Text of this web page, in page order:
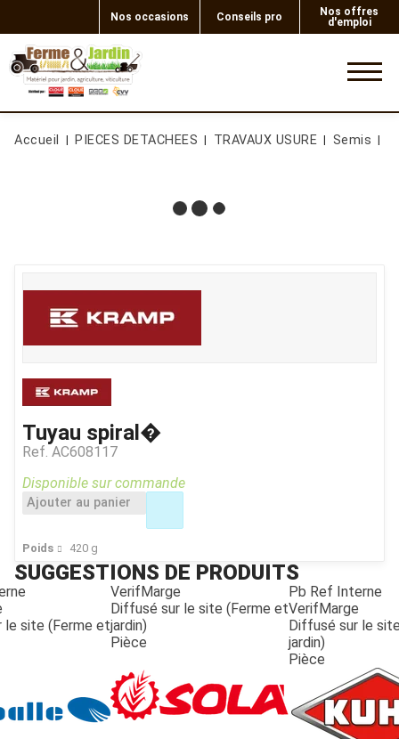
Nos occasions Conseils pro
Nos offres
d'emploi
Accueil PIECES DETACHEES TRAVAUX USURE Semis
Tuyau spiral�
Ref. AC608117
Poids 420 g
Disponible sur commande
Ajouter au panier
SUGGESTIONS DE PRODUITS
le site (Ferme et
VerifMarge
Diffusé sur le site (Ferme et
jardin)
Pièce
Pb Ref Interne
VerifMarge
Diffusé sur le
jardin)
Pièce